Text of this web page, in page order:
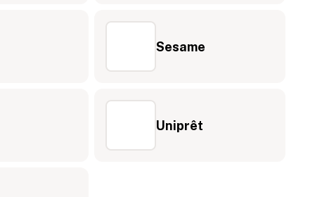
Sesame
Uniprêt